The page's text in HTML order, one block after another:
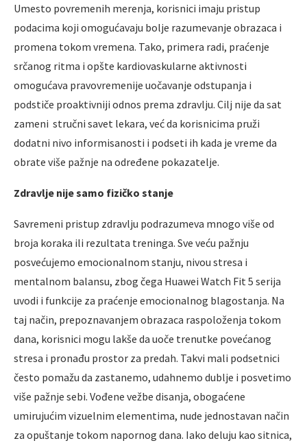
Umesto povremenih merenja, korisnici imaju pristup
podacima koji omogućavaju bolje razumevanje obrazaca i
promena tokom vremena. Tako, primera radi, praćenje
srčanog ritma i opšte kardiovaskularne aktivnosti
omogućava pravovremenije uočavanje odstupanja i
podstiče proaktivniji odnos prema zdravlju. Cilj nije da sat
zameni stručni savet lekara, već da korisnicima pruži
dodatni nivo informisanosti i podseti ih kada je vreme da
obrate više pažnje na određene pokazatelje.
Zdravlje nije samo fizičko stanje
Savremeni pristup zdravlju podrazumeva mnogo više od
broja koraka ili rezultata treninga. Sve veću pažnju
posvećujemo emocionalnom stanju, nivou stresa i
mentalnom balansu, zbog čega Huawei Watch Fit 5 serija
uvodi i funkcije za praćenje emocionalnog blagostanja. Na
taj način, prepoznavanjem obrazaca raspoloženja tokom
dana, korisnici mogu lakše da uoče trenutke povećanog
stresa i pronađu prostor za predah. Takvi mali podsetnici
često pomažu da zastanemo, udahnemo dublje i posvetimo
više pažnje sebi. Vođene vežbe disanja, obogaćene
umirujućim vizuelnim elementima, nude jednostavan način
za opuštanje tokom napornog dana. Iako deluju kao sitnica,